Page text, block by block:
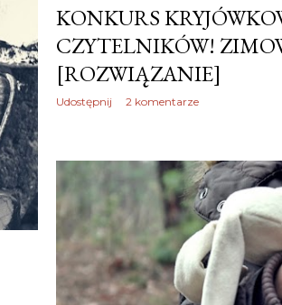
KONKURS
CZYTELNIKÓW!
[ROZWIĄZANIE]
Udostępnij 2 komentarze